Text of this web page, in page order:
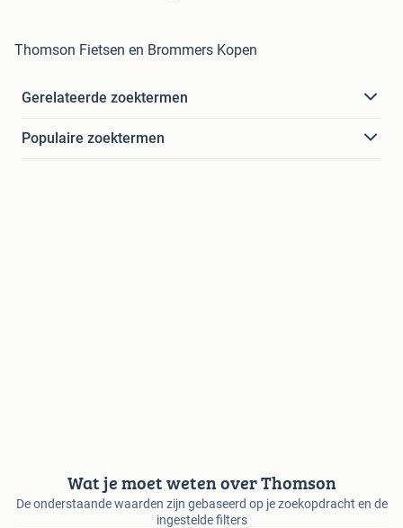
Thomson Fietsen en Brommers Kopen
Gerelateerde zoektermen
Populaire zoektermen
Wat je moet weten over Thomson
De onderstaande waarden zijn gebaseerd op je zoekopdracht en de
ingestelde filters